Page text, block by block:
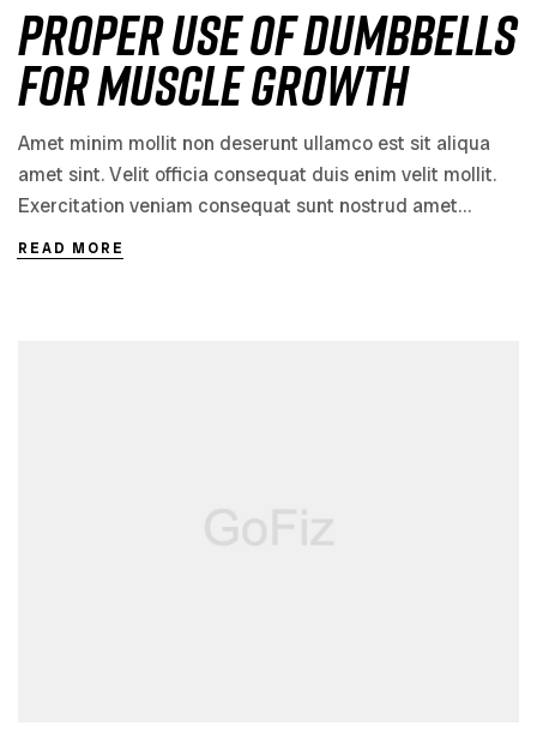
Proper Use of Dumbbells
for Muscle Growth
Amet minim mollit non deserunt ullamco est sit aliqua
amet sint. Velit officia consequat duis enim velit mollit.
Exercitation veniam consequat sunt nostrud amet…
READ MORE